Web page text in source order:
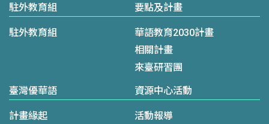
駐外教育組
駐外教育組
要點及計畫
華語教育2030計畫
相關計畫
來臺研習團
臺灣優華語
計畫緣起
資源中心活動
活動報導